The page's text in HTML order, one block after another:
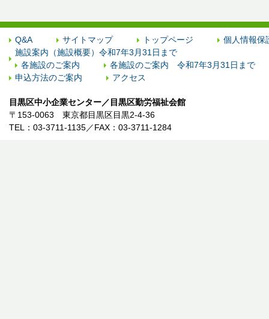
Q&A サイトマップ トップページ
個人情報保
施設案内（施設概要）令和7年3月31日まで
各施設のご案内
各施設のご案内 令和7年3月31日まで
申込方法のご案内
アクセス
目黒区中小企業センター／目黒区勤労福祉会館
〒153-0063 東京都目黒区目黒2-4-36
TEL：03-3711-1135／FAX：03-3711-1284